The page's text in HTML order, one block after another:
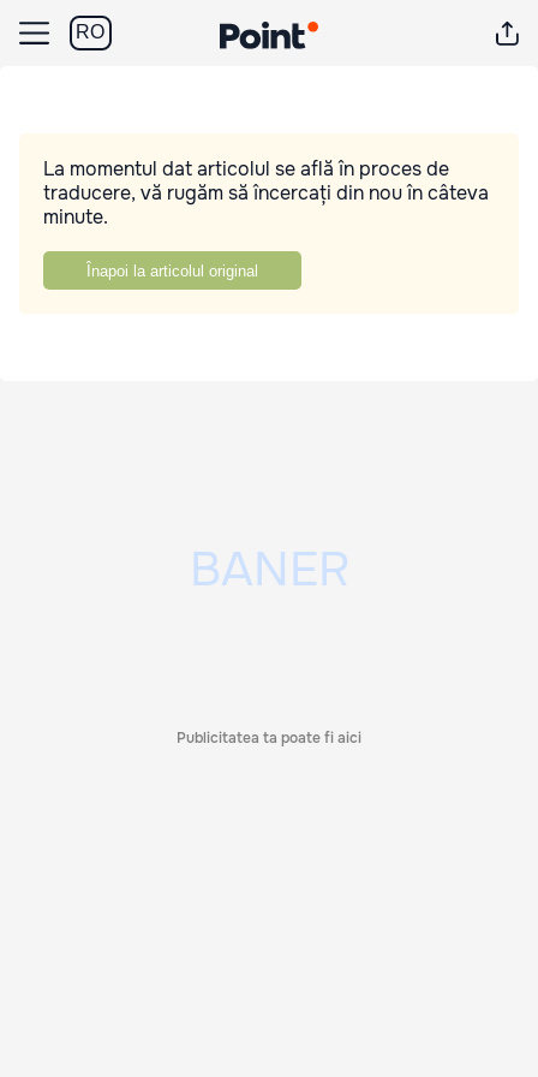
RO
La momentul dat articolul se află în proces de
traducere, vă rugăm să încercați din nou în câteva
minute.
Înapoi la articolul original
Publicitatea ta poate fi aici